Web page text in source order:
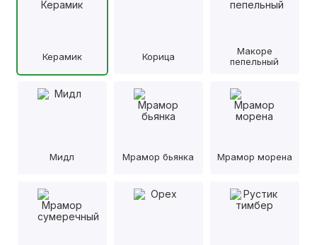
Керамик Корица
Макоре
пепельный
Мидл Мрамор бьянка Мрамор морена